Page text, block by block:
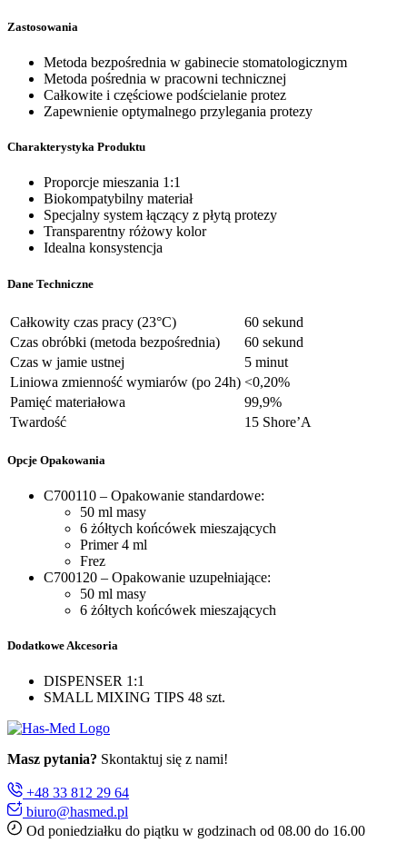
Zastosowania
Metoda bezpośrednia w gabinecie stomatologicznym
Metoda pośrednia w pracowni technicznej
Całkowite i częściowe podścielanie protez
Zapewnienie optymalnego przylegania protezy
Charakterystyka Produktu
Proporcje mieszania 1:1
Biokompatybilny materiał
Specjalny system łączący z płytą protezy
Transparentny różowy kolor
Idealna konsystencja
Dane Techniczne
Całkowity czas pracy (23°C)
60 sekund
Czas obróbki (metoda bezpośrednia)
60 sekund
Czas w jamie ustnej
5 minut
Liniowa zmienność wymiarów (po 24h) <0,20%
Pamięć materiałowa
99,9%
Twardość
15 Shore’A
Opcje Opakowania
C700110 – Opakowanie standardowe:
50 ml masy
6 żółtych końcówek mieszających
Primer 4 ml
Frez
C700120 – Opakowanie uzupełniające:
50 ml masy
6 żółtych końcówek mieszających
Dodatkowe Akcesoria
DISPENSER 1:1
SMALL MIXING TIPS 48 szt.
Masz pytania? Skontaktuj się z nami!
+48 33 812 29 64
biuro@hasmed.pl
Od poniedziałku do piątku w godzinach od 08.00 do 16.00